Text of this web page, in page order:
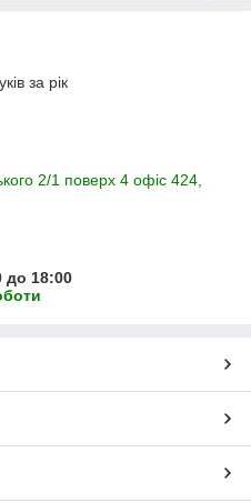
за рік
2/1 поверх 4 офіс 424,
до 18:00